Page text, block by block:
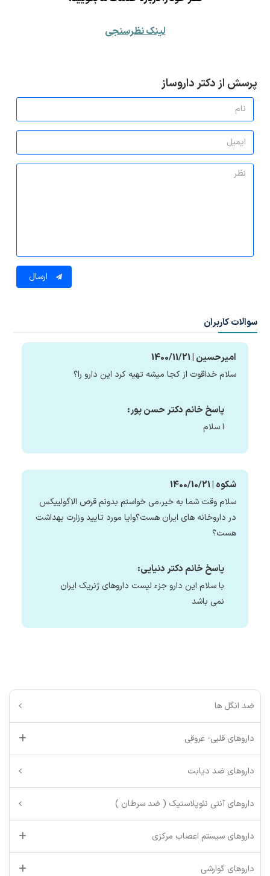
لینک نظرسنجی
پرسش از دکتر داروساز
ارسال
سوالات کاربران
امیرحسین | 1400/11/21
سلام خداقوت از کجا میشه تهیه کرد این دارو را؟
پاسخ خانم دکتر حسن پور:
ا سلام
شکوه | 1400/10/21
سلام وقت شما به خیر،می خواستم بدونم قرص الاگولییکس
در داروخانه های ایران هست؟وایا مورد تایید وزارت بهداشت
هست؟
پاسخ خانم دکتر دنیایی:
با سلام این دارو جزء لیست داروهای ژنریک ایران
نمی باشد
ضد انگل ها
داروهای قلبی- عروقی
داروهای ضد دیابت
داروهای آنتی نئوپلاستیک ( ضد سرطان )
داروهای سیستم اعصاب مرکزی
داروهای گوارشی